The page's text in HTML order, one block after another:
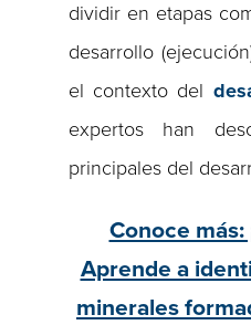
dividir en etapas
desarrollo
el contexto del
expertos han
principales del
Conoce más:
Aprende a
minerales